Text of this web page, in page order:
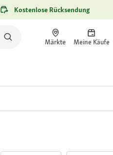
Kostenlose Rücksendung
Märkte Meine Käufe